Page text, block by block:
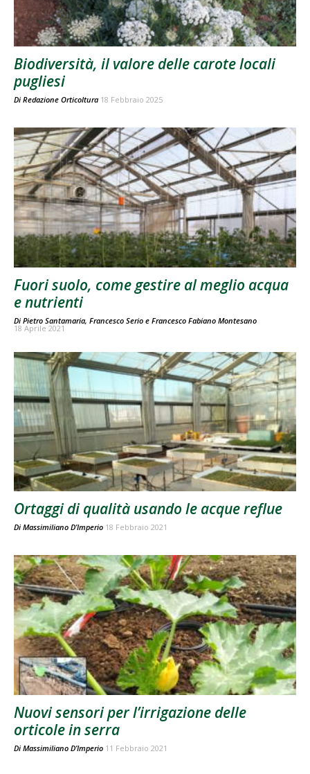
Biodiversità, il valore delle carote locali
pugliesi
Di Redazione Orticoltura 18 Febbraio 2025
Fuori suolo, come gestire al meglio acqua
e nutrienti
Di Pietro Santamaria, Francesco Serio e Francesco Fabiano Montesano
18 Aprile 2021
Ortaggi di qualità usando le acque reflue
Di Massimiliano D’Imperio 18 Febbraio 2021
Nuovi sensori per l’irrigazione delle
orticole in serra
Di Massimiliano D’Imperio 11 Febbraio 2021